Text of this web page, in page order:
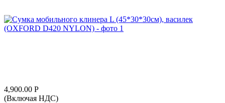
4,900.00 Р
(Включая НДС)